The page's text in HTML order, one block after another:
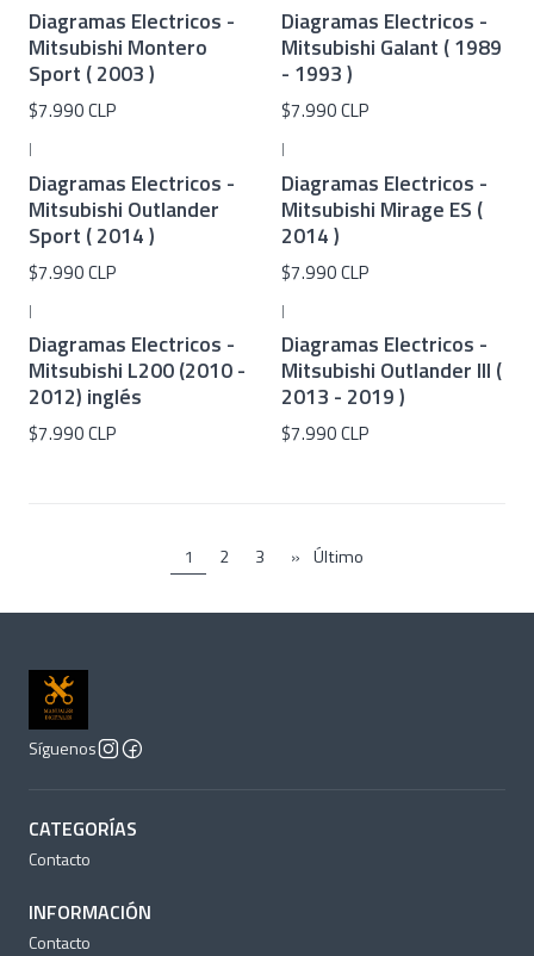
Diagramas Electricos -
Mitsubishi Montero
Sport ( 2003 )
$7.990 CLP
Diagramas Electricos -
Mitsubishi Galant ( 1989
- 1993 )
$7.990 CLP
|
Diagramas Electricos -
Mitsubishi Outlander
Sport ( 2014 )
$7.990 CLP
|
Diagramas Electricos -
Mitsubishi Mirage ES (
2014 )
$7.990 CLP
|
Diagramas Electricos -
Mitsubishi L200 (2010 -
2012) inglés
$7.990 CLP
|
Diagramas Electricos -
Mitsubishi Outlander III (
2013 - 2019 )
$7.990 CLP
1 2 3 » Último
Síguenos
CATEGORÍAS
Contacto
INFORMACIÓN
Contacto